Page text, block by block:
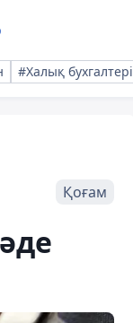
#Халық бухгалтері
Қоғам